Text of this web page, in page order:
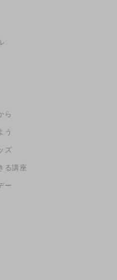
ら
う
ズ
る講座
ー